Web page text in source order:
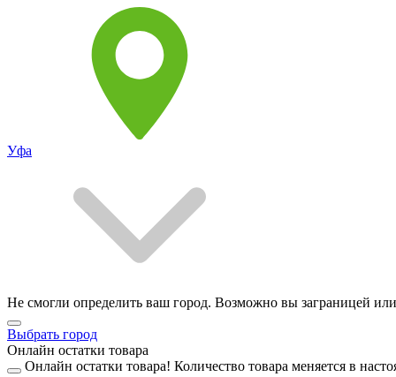
Уфа
Не смогли определить ваш город. Возможно вы заграницей или
Выбрать город
Онлайн остатки товара
Онлайн остатки товара! Количество товара меняется в